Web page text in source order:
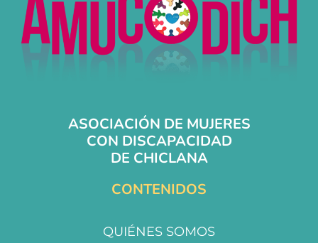
ASOCIACIÓN DE MUJERES
CON DISCAPACIDAD
DE CHICLANA
CONTENIDOS
QUIÉNES SOMOS